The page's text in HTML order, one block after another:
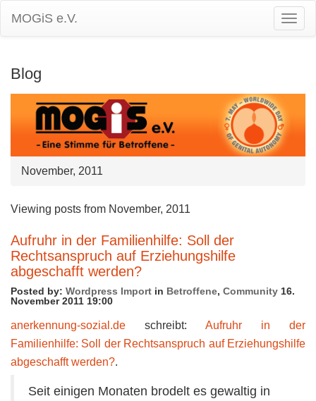
MOGiS e.V.
Blog
November, 2011
Viewing posts from November, 2011
Aufruhr in der Familienhilfe: Soll der
Rechtsanspruch auf Erziehungshilfe
abgeschafft werden?
Posted by: Wordpress Import in Betroffene, Community 16.
November 2011 19:00
anerkennung-sozial.de schreibt: Aufruhr in der
Familienhilfe: Soll der Rechtsanspruch auf Erziehungshilfe
abgeschafft werden?.
Seit einigen Monaten brodelt es gewaltig in